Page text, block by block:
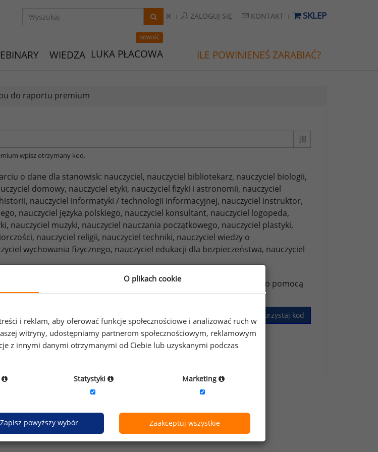
ZALOGUJ SIĘ KONTAKT SKLEP
WIEDZA
NOWOŚĆ
LUKA PŁACOWA ILE POWINIENEŚ ZARABIAĆ?
do raportu premium
wpisz otrzymany kod.
o dane dla stanowisk: nauczyciel, nauczyciel bibliotekarz, nauczyciel biologii,
domowy, nauczyciel etyki, nauczyciel fizyki i astronomii, nauczyciel
nauczyciel informatyki / technologii informacyjnej, nauczyciel instruktor,
nauczyciel języka polskiego, nauczyciel konsultant, nauczyciel logopeda,
nauczyciel muzyki, nauczyciel nauczania początkowego, nauczyciel plastyki,
nauczyciel religii, nauczyciel techniki, nauczyciel wiedzy o
wychowania fizycznego, nauczyciel edukacji dla bezpieczeństwa, nauczyciel
do pełnego raportu jednego z powyższych stanowisk możesz za jego pomocą
Wykorzystaj kod
kod dostępu weź udział wOgólnopolskim Badaniu Wynagrodzeń
O plikach cookie
i reklam, aby oferować funkcje społecznościowe i analizować ruch w
witryny, udostępniamy partnerom społecznościowym, reklamowym
z innymi danymi otrzymanymi od Ciebie lub uzyskanymi podczas
Statystyki Marketing
Zapisz powyższy wybór Zaakceptuj wszystkie